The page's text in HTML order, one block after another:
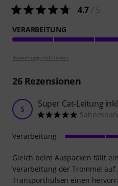
4.7
VERARBEITUNG
Bewertungsrichtlinien
26Rezensionen
S Super Cat-Leitung
Gleich beim Auspacken fällt
Verarbeitung der Trommel
Transporthülsen einen
Verarbeitung